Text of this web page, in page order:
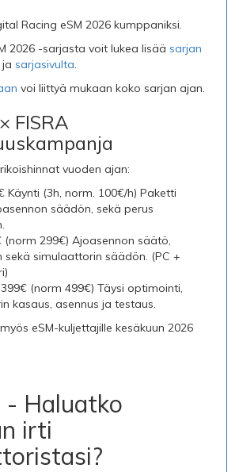
Racing eSM 2026 kumppaniksi.
2026 -sarjasta voit lukea lisää sarjan
ja sarjasivulta.
voi liittyä mukaan koko sarjan ajan.
FISRA
vuoden ajan:
Käynti (3h, norm. 100€/h) Paketti
säädön, sekä perus
(norm 299€) Ajoasennon säätö,
sekä simulaattorin säädön. (PC +
399€ (norm 499€) Täysi optimointi,
kasaus, asennus ja testaus.
eSM-kuljettajille kesäkuun 2026
- Haluatko
irti